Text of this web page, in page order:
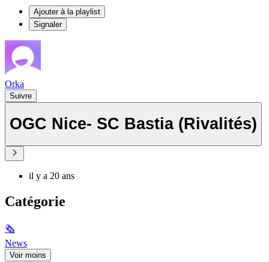
Ajouter à la playlist
Signaler
Orka
Suivre
OGC Nice- SC Bastia (Rivalités)
il y a 20 ans
Catégorie
🗞
News
Voir moins